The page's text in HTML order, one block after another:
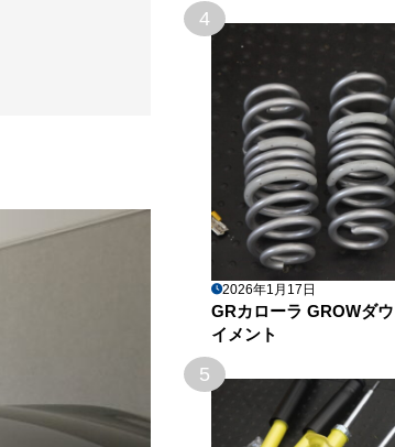
4
2026年1月17日
GRカローラ GROWダ
イメント
5